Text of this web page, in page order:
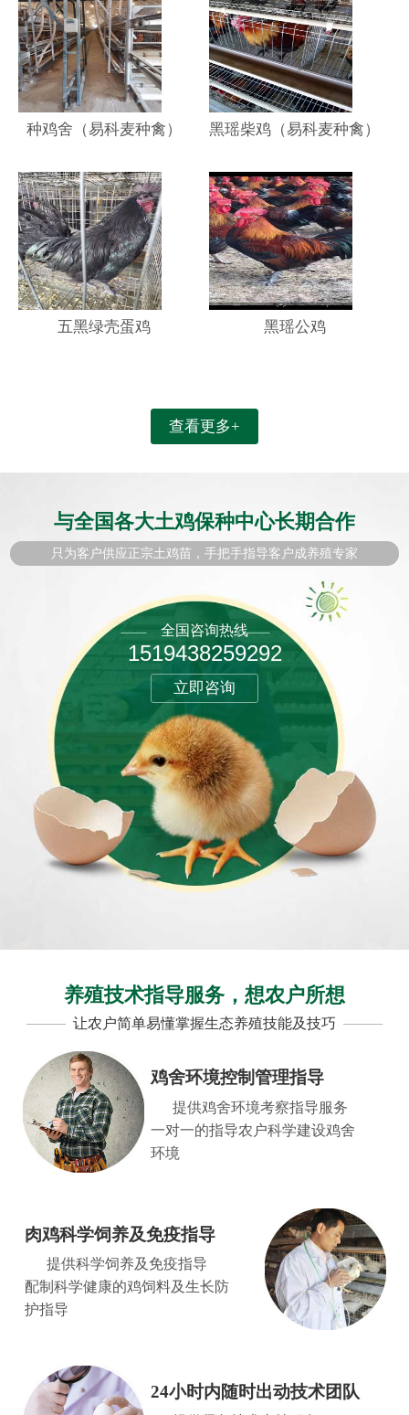
种鸡舍（易科麦种禽） 黑瑶柴鸡（易科麦种禽）
五黑绿壳蛋鸡 黑瑶公鸡
查看更多+
与全国各大土鸡保种中心长期合作
只为客户供应正宗土鸡苗，手把手指导客户成养殖专家
全国咨询热线
1519438259292
立即咨询
养殖技术指导服务，想农户所想
让农户简单易懂掌握生态养殖技能及技巧
鸡舍环境控制管理指导
提供鸡舍环境考察指导服务
一对一的指导农户科学建设鸡舍
环境
肉鸡科学饲养及免疫指导
提供科学饲养及免疫指导
配制科学健康的鸡饲料及生长防
护指导
24小时内随时出动技术团队